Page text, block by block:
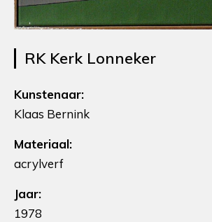
RK Kerk Lonneker
Kunstenaar:
Klaas Bernink
Materiaal:
acrylverf
Jaar:
1978